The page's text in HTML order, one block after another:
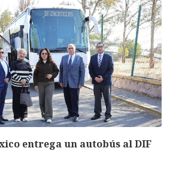
entrega un autobús al DIF